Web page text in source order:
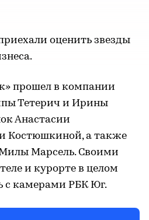
оценить звезды
прошел в компании
Тетерич и Ирины
Анастасии
Костюшкиной, а также
Марсель. Своими
и курорте в целом
с камерами РБК Юг.